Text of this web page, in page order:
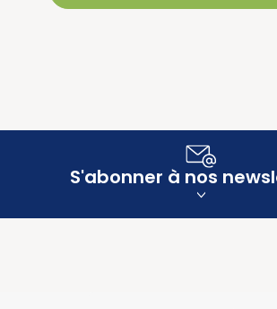
S'abonner à nos